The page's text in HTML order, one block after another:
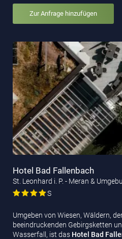
Zur Anfrage hinzufügen
Hotel Bad Fallenbach
St. Leonhard i. P. - Meran &
S
Umgeben von Wiesen, Wäldern,
beeindruckenden Gebirgsketten
Wasserfall, ist das Hotel Bad